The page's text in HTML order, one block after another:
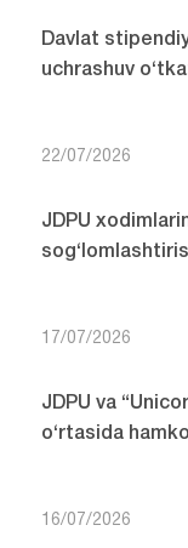
Davlat
uchrashuv
22/07/2026
JDPU
17/07/2026
JDPU va
o‘rtasida
16/07/2026